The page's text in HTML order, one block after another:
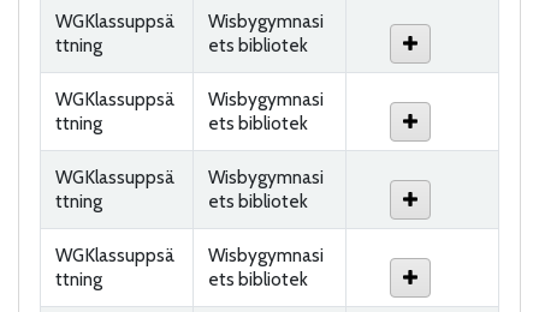
WGKlassuppsä
ttning
Wisbygymnasi
ets bibliotek
WGKlassuppsä
ttning
Wisbygymnasi
ets bibliotek
WGKlassuppsä
ttning
Wisbygymnasi
ets bibliotek
WGKlassuppsä
ttning
Wisbygymnasi
ets bibliotek